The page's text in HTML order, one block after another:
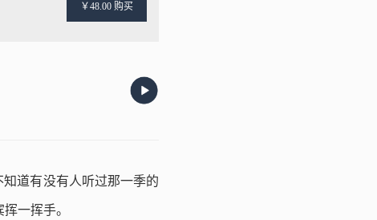
￥48.00 购买
知道有没有人听过那一季的
一挥手。